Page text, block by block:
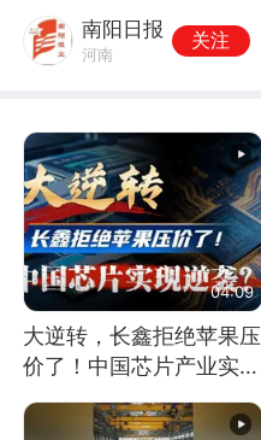
南阳日报
河南
关注
04:09
大逆转，长鑫拒绝苹果压
价了！中国芯片产业实现